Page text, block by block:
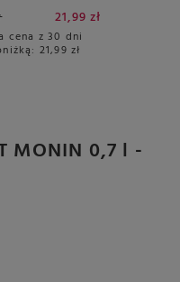
21,99 zł
cena z 30 dni
21,99 zł
MONIN 0,7 l -